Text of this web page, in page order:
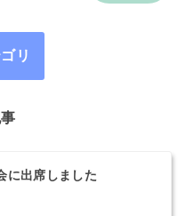
リ
に出席しました